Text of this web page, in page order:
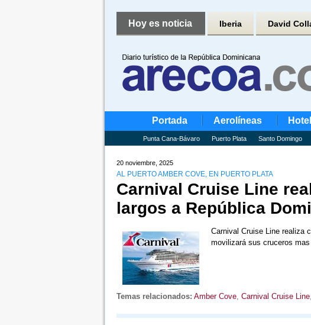
Hoy es noticia Iberia David
Portada Aerolíneas
Punta Cana-Bávaro Puerto Plata Santo Domingo
20 noviembre, 2025
AL PUERTO AMBER COVE, EN PUERTO PLATA
Carnival Cruise Line
largos a República
Carnival Cruise Line realiza
movilizará sus cruceros
Temas relacionados: Amber Cove, Carnival Cruise Line,